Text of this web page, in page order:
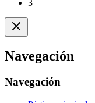
3
Navegación
Navegación